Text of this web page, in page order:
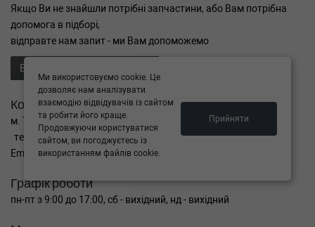
Якщо Ви не знайшли потрібні запчастини, або Вам потрібна
допомога в підборі,
відправте нам запит - ми Вам допоможемо
Відправити запит продавцю
Контакти
м. Тернопіль вул. Микулинецька 106а
тел. +38(099)650-59-19
Email. autokitparts@yahoo.com
Графік роботи
пн-пт з 9:00 до 17:00, сб - вихідний, нд - вихідний
Ми використовуємо cookie. Це
дозволяє нам аналізувати
взаємодію відвідувачів із сайтом
та робити його краще.
Продовжуючи користуватися
сайтом, ви погоджуєтесь із
використанням файлів cookie.
Прийняти